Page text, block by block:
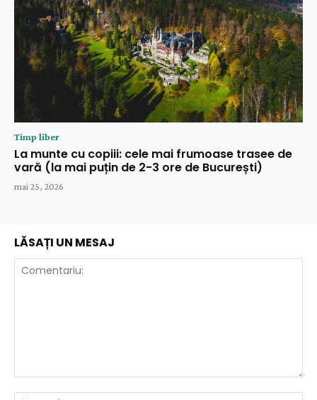
Timp liber
La munte cu copiii: cele mai frumoase trasee de
vară (la mai puțin de 2-3 ore de București)
mai 25, 2026
LĂSAȚI UN MESAJ